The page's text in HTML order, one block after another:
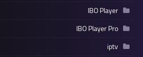
IBO Player
IBO Player Pro
iptv